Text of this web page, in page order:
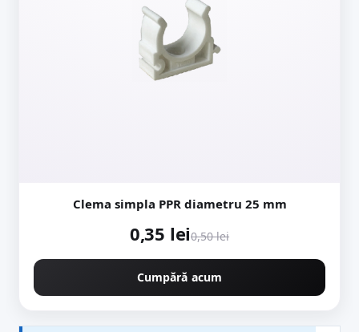
Clema simpla PPR diametru 25 mm
0,35 lei0,50 lei
Cumpără acum